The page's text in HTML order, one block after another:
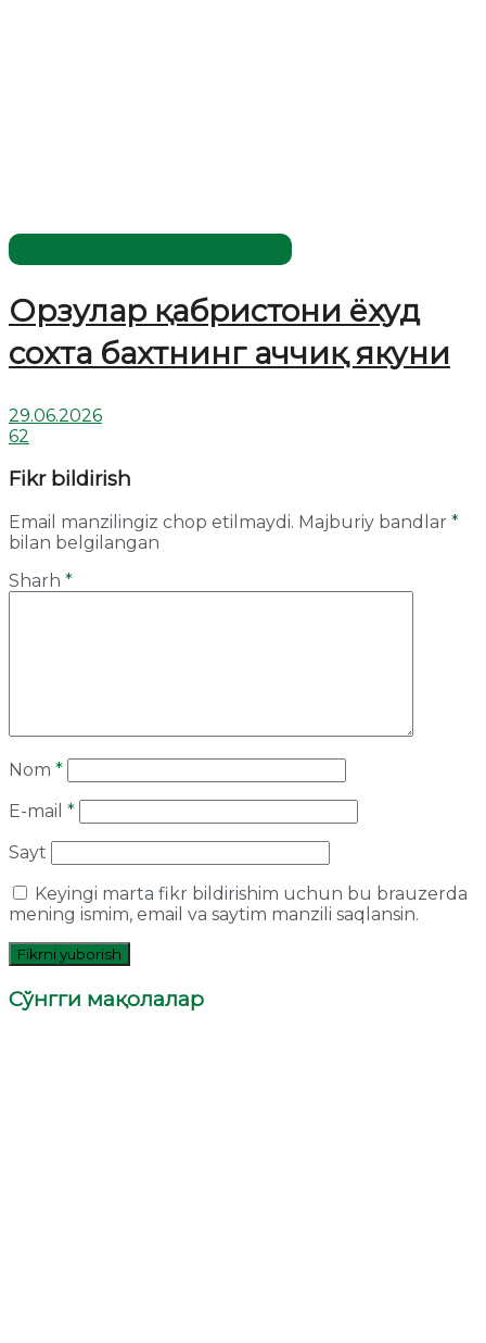
Орзулар қабристони ёхуд
сохта бахтнинг аччиқ якуни
29.06.2026
62
Fikr bildirish
Email manzilingiz chop etilmaydi. Majburiy bandlar *
bilan belgilangan
Sharh *
Nom *
E-mail *
Sayt
Keyingi marta fikr bildirishim uchun bu brauzerda
mening ismim, email va saytim manzili saqlansin.
Сўнгги мақолалар